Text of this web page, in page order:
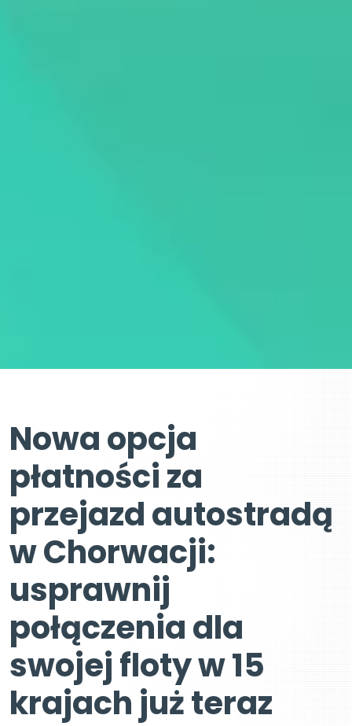
Nowa opcja
płatności za
przejazd autostradą
w Chorwacji:
usprawnij
połączenia dla
swojej floty w 15
krajach już teraz